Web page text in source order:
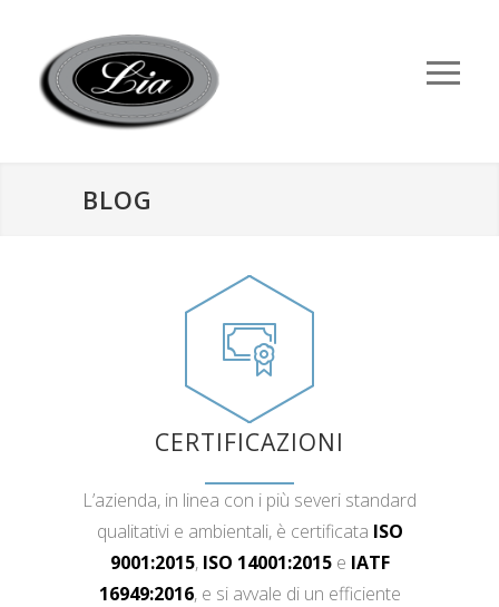
BLOG
CERTIFICAZIONI
L’azienda, in linea con i più severi standard
qualitativi e ambientali, è certificata ISO
9001:2015, ISO 14001:2015e IATF
16949:2016, e si avvale di un efficiente